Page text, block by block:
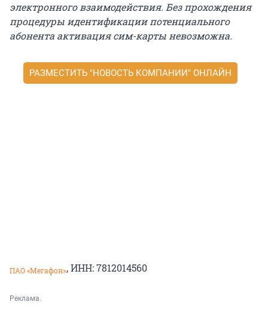
электронного взаимодействия. Без прохождения
процедуры идентификации потенциального
абонента активация сим-карты невозможна.
РАЗМЕСТИТЬ "НОВОСТЬ КОМПАНИИ" ОНЛАЙН
ПАО «Мегафон», ИНН: 7812014560
Реклама.